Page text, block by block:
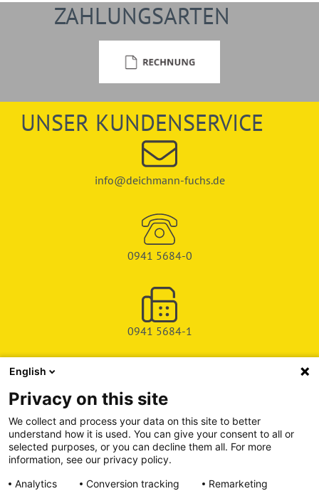
ZAHLUNGSARTEN
UNSER KUNDENSERVICE
info@deichmann-fuchs.de
0941 5684-0
0941 5684-1
SHOP
SERVICE & SUPPORT
DEICHMAN-FUCHS VERLAG
English
Privacy on this site
We collect and process your data on this site to better
understand how it is used. You can give your consent to all or
selected purposes, or you can decline them all. For more
information, see our privacy policy.
Analytics
Conversion tracking Remarketing